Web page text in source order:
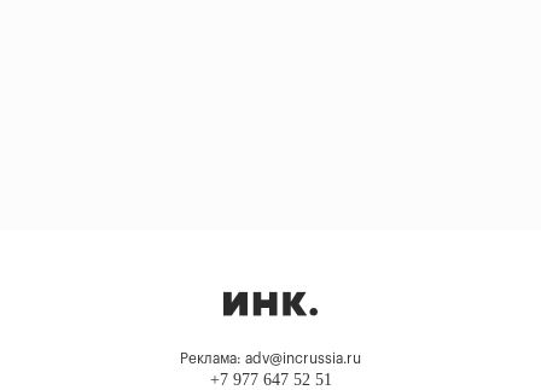
Реклама: adv@incrussia.ru
+7 977 647 52 51